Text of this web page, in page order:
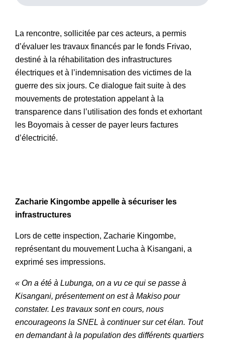
La rencontre, sollicitée par ces acteurs, a permis
d’évaluer les travaux financés par le fonds Frivao,
destiné à la réhabilitation des infrastructures
électriques et à l’indemnisation des victimes de la
guerre des six jours. Ce dialogue fait suite à des
mouvements de protestation appelant à la
transparence dans l’utilisation des fonds et exhortant
les Boyomais à cesser de payer leurs factures
d’électricité.
Zacharie Kingombe appelle à sécuriser les
infrastructures
Lors de cette inspection, Zacharie Kingombe,
représentant du mouvement Lucha à Kisangani, a
exprimé ses impressions.
« On a été à Lubunga, on a vu ce qui se passe à
Kisangani, présentement on est à Makiso pour
constater. Les travaux sont en cours, nous
encourageons la SNEL à continuer sur cet élan. Tout
en demandant à la population des différents quartiers